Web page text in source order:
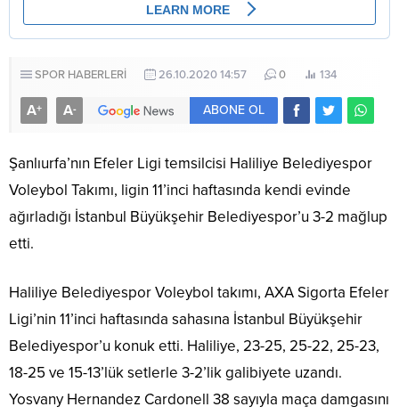
SPOR HABERLERİ 26.10.2020 14:57 0 134
A+ A- ABONE OL
Şanlıurfa’nın Efeler Ligi temsilcisi Haliliye Belediyespor
Voleybol Takımı, ligin 11’inci haftasında kendi evinde
ağırladığı İstanbul Büyükşehir Belediyespor’u 3-2 mağlup
etti.
Haliliye Belediyespor Voleybol takımı, AXA Sigorta Efeler
Ligi’nin 11’inci haftasında sahasına İstanbul Büyükşehir
Belediyespor’u konuk etti. Haliliye, 23-25, 25-22, 25-23,
18-25 ve 15-13’lük setlerle 3-2’lik galibiyete uzandı.
Yosvany Hernandez Cardonell 38 sayıyla maça damgasını